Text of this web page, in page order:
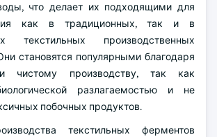
что делает их подходящими для
как в традиционных, так и в
текстильных производственных
становятся популярными благодаря
чистому производству, так как
разлагаемостью и не
побочных продуктов.
текстильных ферментов